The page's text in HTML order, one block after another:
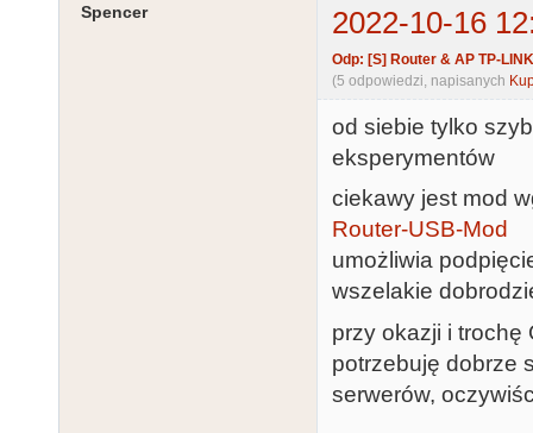
Spencer 2022-10-16
Odp: [S] Router & AP TP-
(5 odpowiedzi, napisanych
od siebie tylko
eksperymentów
ciekawy jest mod
Router-USB-Mod
umożliwia
wszelakie
przy okazji i trochę
potrzebuję dobrze
serwerów,